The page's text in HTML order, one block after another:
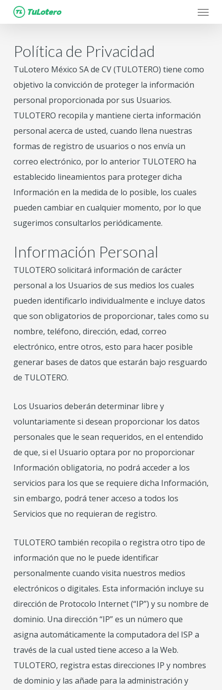
Skip
to
content
Menu
Política de Privacidad
TuLotero México SA de CV (TULOTERO) tiene como
objetivo la convicción de proteger la información
personal proporcionada por sus Usuarios.
TULOTERO recopila y mantiene cierta información
personal acerca de usted, cuando llena nuestras
formas de registro de usuarios o nos envía un
correo electrónico, por lo anterior TULOTERO ha
establecido lineamientos para proteger dicha
Información en la medida de lo posible, los cuales
pueden cambiar en cualquier momento, por lo que
sugerimos consultarlos periódicamente.
Información Personal
TULOTERO solicitará información de carácter
personal a los Usuarios de sus medios los cuales
pueden identificarlo individualmente e incluye datos
que son obligatorios de proporcionar, tales como su
nombre, teléfono, dirección, edad, correo
electrónico, entre otros, esto para hacer posible
generar bases de datos que estarán bajo resguardo
de TULOTERO.
Los Usuarios deberán determinar libre y
voluntariamente si desean proporcionar los datos
personales que le sean requeridos, en el entendido
de que, si el Usuario optara por no proporcionar
Información obligatoria, no podrá acceder a los
servicios para los que se requiere dicha Información,
sin embargo, podrá tener acceso a todos los
Servicios que no requieran de registro.
TULOTERO también recopila o registra otro tipo de
información que no le puede identificar
personalmente cuando visita nuestros medios
electrónicos o digitales. Esta información incluye su
dirección de Protocolo Internet (“IP”) y su nombre de
dominio. Una dirección “IP” es un número que
asigna automáticamente la computadora del ISP a
través de la cual usted tiene acceso a la Web.
TULOTERO, registra estas direcciones IP y nombres
de dominio y las añade para la administración y